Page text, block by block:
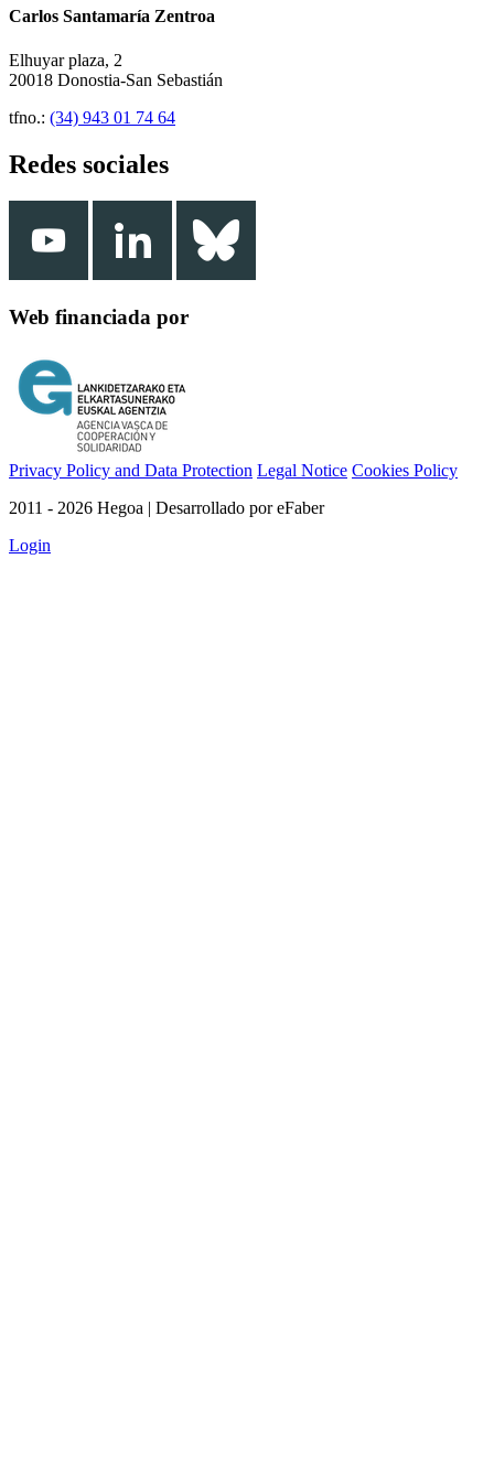
Carlos Santamaría Zentroa
Elhuyar plaza, 2
20018 Donostia-San Sebastián
tfno.: (34) 943 01 74 64
Redes sociales
Web financiada por
Privacy Policy and Data Protection Legal Notice Cookies Policy
2011 - 2026 Hegoa | Desarrollado por eFaber
Login